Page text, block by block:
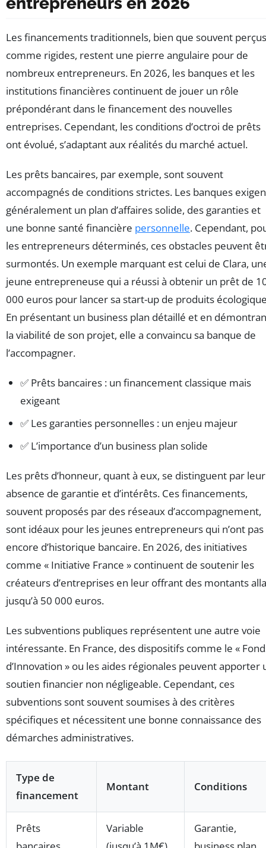
Les financements traditionnels, bien que souvent perçus
comme rigides, restent une pierre angulaire pour de
nombreux entrepreneurs. En 2026, les banques et les
institutions financières continuent de jouer un rôle
prépondérant dans le financement des nouvelles
entreprises. Cependant, les conditions d’octroi de prêts
ont évolué, s’adaptant aux réalités du marché actuel.
Les prêts bancaires, par exemple, sont souvent
accompagnés de conditions strictes. Les banques
généralement un plan d’affaires solide, des garanties et
une bonne santé financière personnelle. Cependant,
les entrepreneurs déterminés, ces obstacles peuvent
surmontés. Un exemple marquant est celui de Clara,
jeune entrepreneuse qui a réussi à obtenir un prêt de
000 euros pour lancer sa start-up de produits
En présentant un business plan détaillé et en
la viabilité de son projet, elle a convaincu sa banque de
l’accompagner.
✅ Prêts bancaires : un financement classique mais
exigeant
✅ Les garanties personnelles : un enjeu majeur
✅ L’importance d’un business plan solide
Les prêts d’honneur, quant à eux, se distinguent par leur
absence de garantie et d’intérêts. Ces financements,
souvent proposés par des réseaux d’accompagnement,
sont idéaux pour les jeunes entrepreneurs qui n’ont pas
encore d’historique bancaire. En 2026, des initiatives
comme « Initiative France » continuent de soutenir les
créateurs d’entreprises en leur offrant des montants
jusqu’à 50 000 euros.
Les subventions publiques représentent une autre voie
intéressante. En France, des dispositifs comme le «
d’Innovation » ou les aides régionales peuvent apporter
soutien financier non négligeable. Cependant, ces
subventions sont souvent soumises à des critères
spécifiques et nécessitent une bonne connaissance des
démarches administratives.
Type de
financement
Montant Conditions
Prêts
Variable
Garantie,